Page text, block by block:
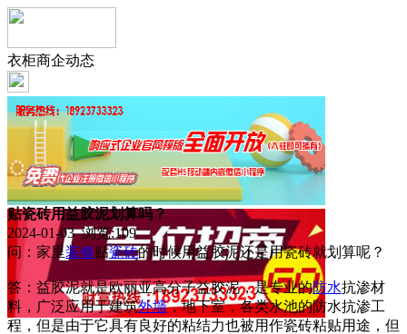
衣柜商企动态
贴瓷砖用益胶泥划算吗？
2024-01-03 浏览:109
问：家里装修贴瓷砖的时候用益胶泥还是用瓷砖就划算呢？
答：益胶泥就是欧丽亚高分子益胶泥，是专业的防水抗渗材
料，广泛应用于建筑外墙，地下室，各类水池的防水抗渗工
程，但是由于它具有良好的粘结力也被用作瓷砖粘贴用途，但